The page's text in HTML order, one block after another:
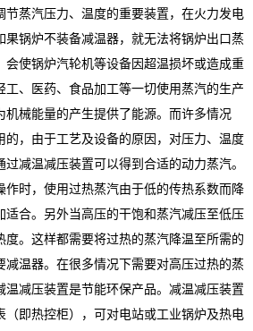
蒸汽压力、温度的重要装置，在火力发电
果锅炉不装备减温器，就无法将锅炉出口蒸
会使锅炉汽轮机等设备因超温损坏或造成重
工、医药、食品加工等一切使用蒸汽的生产
机械能量的产生提供了能源。而许多情况
的，由于工艺及设备的原因，对压力、温度
减温减压装置可以得到合适的动力蒸汽。
作时，使用过热蒸汽由于低的传热系数而降
适合。另外当高压的干饱和蒸汽减压至低压
度。这样都需要将过热的蒸汽降温至所需的
减温器。在很多情况下需要对高压过热的蒸
温减压装置是节能环保产品。减温减压装置
（即热控柜），可对电站或工业锅炉及热电